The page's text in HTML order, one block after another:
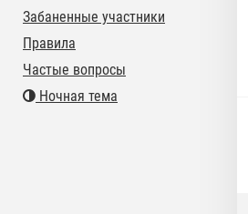
Забаненные участники
Правила
Частые вопросы
Ночная тема